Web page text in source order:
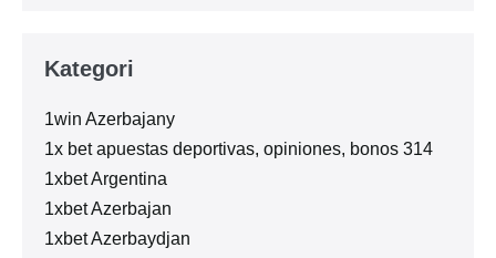
Kategori
1win Azerbajany
1x bet apuestas deportivas, opiniones, bonos 314
1xbet Argentina
1xbet Azerbajan
1xbet Azerbaydjan